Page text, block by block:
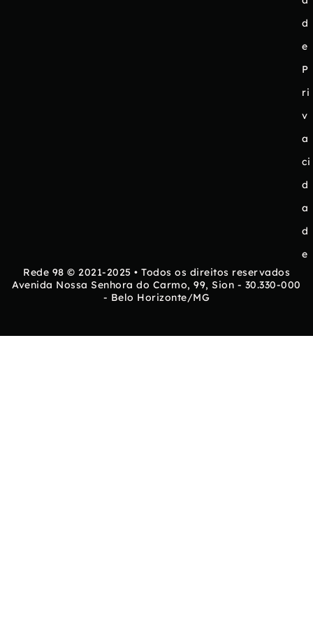
d
e
P
ri
v
a
ci
d
a
d
e
Rede 98 © 2021-2025 • Todos os direitos reservados
Avenida Nossa Senhora do Carmo, 99, Sion - 30.330-000
- Belo Horizonte/MG